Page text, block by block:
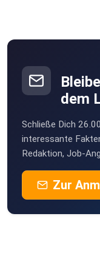
dem
Schließe Dich
interessante
Redaktion, Job-
Zur